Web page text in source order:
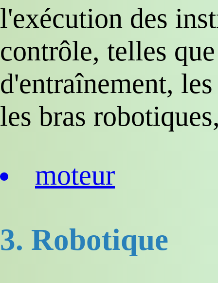
l'exécution des
contrôle, telles
d'entraînement,
les bras
moteur
3. Robotique